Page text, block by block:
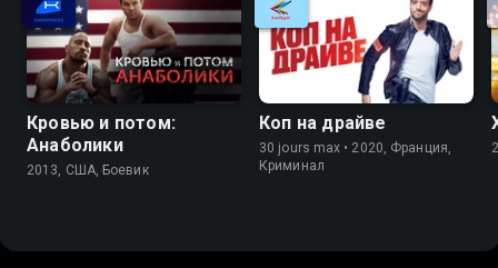
Кровью и потом:
Анаболики
2013, США, Боевик
Коп на драйве
30 jours max • 2020, Франция,
Криминал